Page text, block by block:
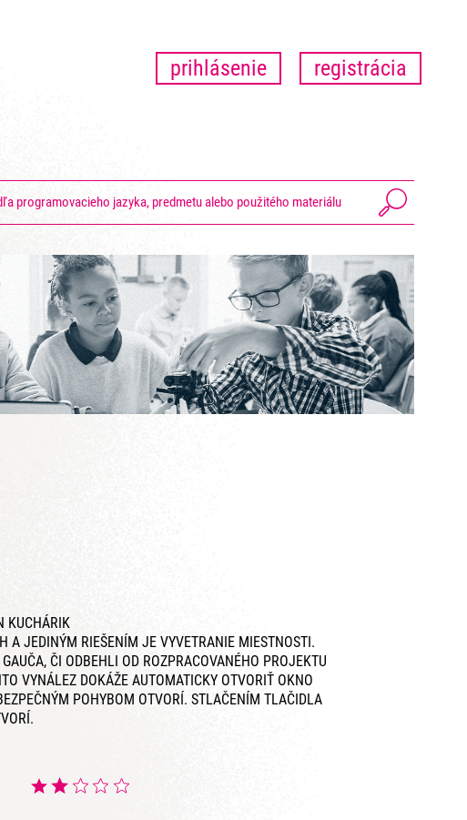
prihlásenie registrácia
KUCHÁRIK
A JEDINÝM RIEŠENÍM JE VYVETRANIE MIESTNOSTI.
ČI ODBEHLI OD ROZPRACOVANÉHO PROJEKTU
VYNÁLEZ DOKÁŽE AUTOMATICKY OTVORIŤ OKNO
POHYBOM OTVORÍ. STLAČENÍM TLAČIDLA